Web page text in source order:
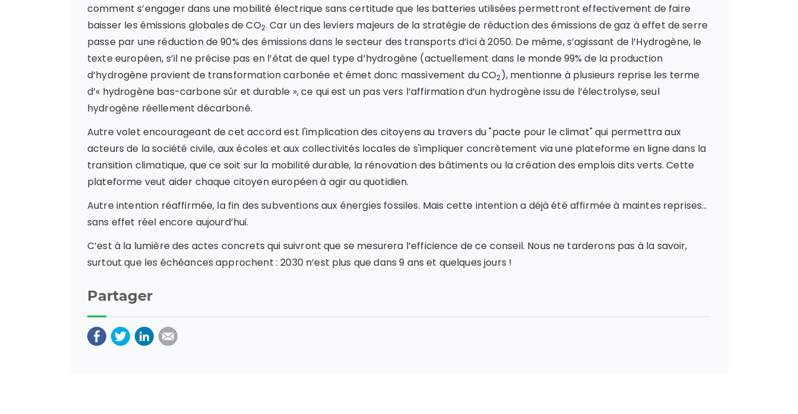
comment s’engager dans une mobilité électrique sans certitude que les batteries utilisées permettront effectivement de faire
baisser les émissions globales de CO2. Car un des leviers majeurs de la stratégie de réduction des émissions de gaz à effet de serre
passe par une réduction de 90% des émissions dans le secteur des transports d’ici à 2050. De même, s’agissant de l’Hydrogène, le
texte européen, s’il ne précise pas en l’état de quel type d’hydrogène (actuellement dans le monde 99% de la production
d’hydrogène provient de transformation carbonée et émet donc massivement du CO2), mentionne à plusieurs reprise les terme
d’« hydrogène bas-carbone sûr et durable », ce qui est un pas vers l’affirmation d’un hydrogène issu de l’électrolyse, seul
hydrogène réellement décarboné.
Autre volet encourageant de cet accord est l'implication des citoyens au travers du "pacte pour le climat" qui permettra aux
acteurs de la société civile, aux écoles et aux collectivités locales de s'impliquer concrètement via une plateforme en ligne dans la
transition climatique, que ce soit sur la mobilité durable, la rénovation des bâtiments ou la création des emplois dits verts. Cette
plateforme veut aider chaque citoyen européen à agir au quotidien.
Autre intention réaffirmée, la fin des subventions aux énergies fossiles. Mais cette intention a déjà été affirmée à maintes reprises…
sans effet réel encore aujourd’hui.
C’est à la lumière des actes concrets qui suivront que se mesurera l’efficience de ce conseil. Nous ne tarderons pas à la savoir,
surtout que les échéances approchent : 2030 n’est plus que dans 9 ans et quelques jours !
Partager